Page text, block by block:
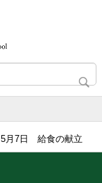
5月7日 給食の献立